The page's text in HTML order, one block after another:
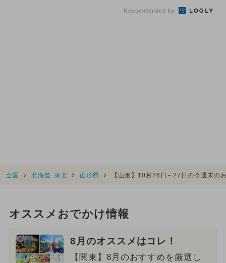
Recommended by
全国 北海道･東北 山形県 【山形】10月26日～27日の今週末の
オススメおでかけ情報
8月のオススメはコレ！
【関東】8月のおすすめを厳選し